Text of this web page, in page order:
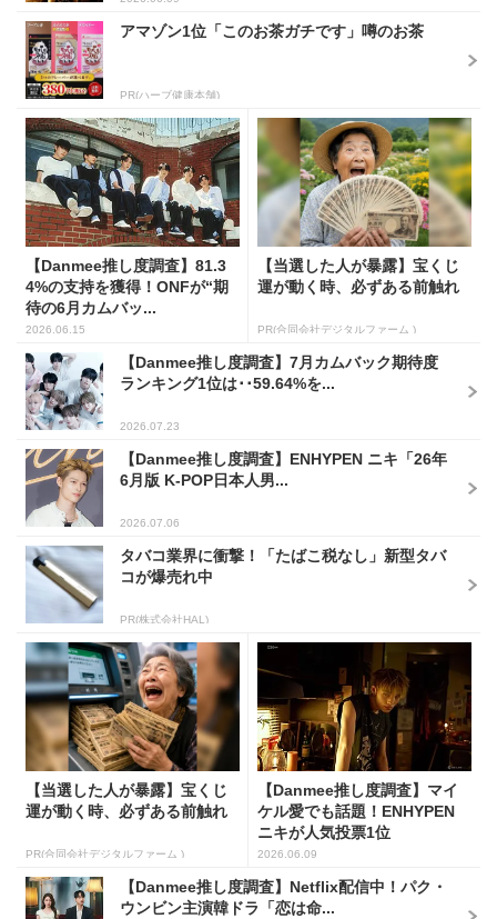
アマゾン1位「このお茶ガチです」噂のお茶
PR(ハーブ健康本舗)
【Danmee推し度調査】81.3
4%の支持を獲得！ONFが“期
待の6月カムバッ...
2026.06.15
【当選した人が暴露】宝くじ
運が動く時、必ずある前触れ
PR(合同会社デジタルファーム )
【Danmee推し度調査】7月カムバック期待度
ランキング1位は･･59.64%を...
2026.07.23
【Danmee推し度調査】ENHYPEN ニキ「26年
6月版 K-POP日本人男...
2026.07.06
タバコ業界に衝撃！「たばこ税なし」新型タバ
コが爆売れ中
PR(株式会社HAL)
【当選した人が暴露】宝くじ
運が動く時、必ずある前触れ
PR(合同会社デジタルファーム )
【Danmee推し度調査】マイ
ケル愛でも話題！ENHYPEN
ニキが人気投票1位
2026.06.09
【Danmee推し度調査】Netflix配信中！パク・
ウンビン主演韓ドラ「恋は命...